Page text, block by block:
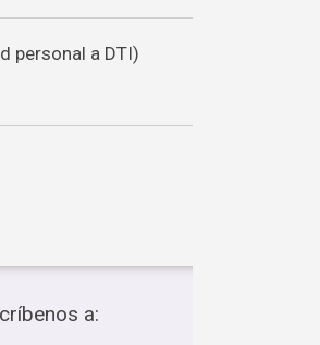
personal a DTI)
a: